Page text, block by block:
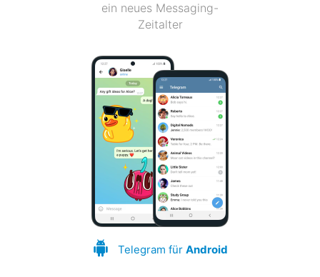
ein neues Messaging-
Zeitalter
Telegram für Android